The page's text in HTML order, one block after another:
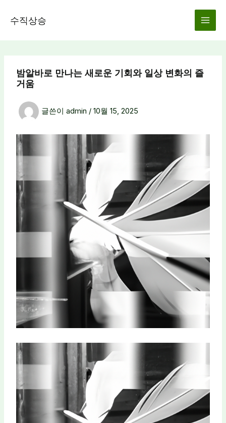
수직상승
밤알바로 만나는 새로운 기회와 일상 변화의 즐
거움
글쓴이 admin / 10월 15, 2025